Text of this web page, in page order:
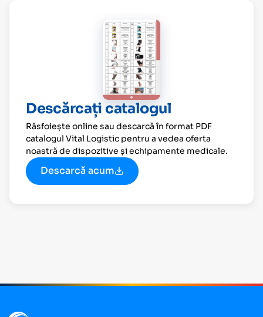
Descărcați catalogul
Răsfoiește online sau descarcă în format PDF
catalogul Vital Logistic pentru a vedea oferta
noastră de dispozitive și echipamente medicale.
Descarcă acum